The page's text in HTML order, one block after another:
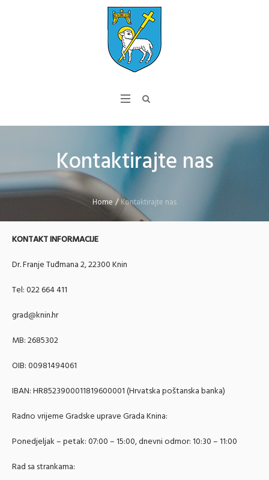
Kontaktirajte nas
Home/Kontaktirajte nas
KONTAKT INFORMACIJE
Dr. Franje Tuđmana 2, 22300 Knin
Tel: 022 664 411
grad@knin.hr
MB: 2685302
OIB: 00981494061
IBAN: HR8523900011819600001 (Hrvatska poštanska banka)
Radno vrijeme Gradske uprave Grada Knina:
Ponedjeljak – petak: 07:00 – 15:00, dnevni odmor: 10:30 – 11:00
Rad sa strankama: